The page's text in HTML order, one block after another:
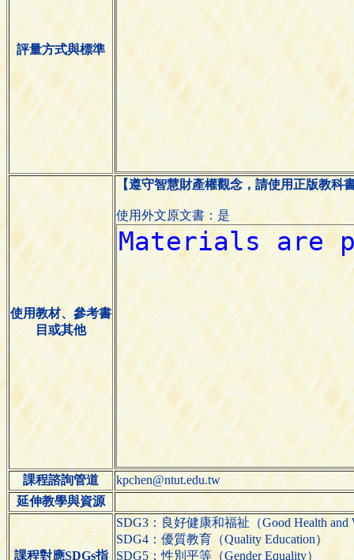
評量方式與標準
使用教材、參考書
目或其他
【遵守智慧財產權觀念，請使用正版教科
使用外文原文書：是
課程諮詢管道
kpchen@ntut.edu.tw
延伸教學與資源
課程對應SDGs指
SDG3：良好健康和福祉（Good Health and
SDG4：優質教育（Quality Education）
SDG5：性別平等（Gender Equality）